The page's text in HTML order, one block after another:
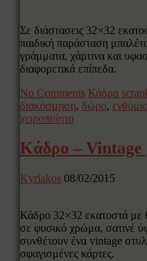
Σε διάστασεις 32×32
παιδική παράσταση
γράμματα, χάρτινα και
διαφορετικά επίπεδα.
No Comments Κάδρα
διακόσμηση, δώρο, ενθύμιο
χειροποίητο
Κάδρο – Vintage
Kyriakos 08/02/2015
Κάδρο 32×32 εκατοστά με
σε φυσικό χρώμα, σατινέ
συνθέτουν ένα vintage
σφαγισμένες κάρτες.